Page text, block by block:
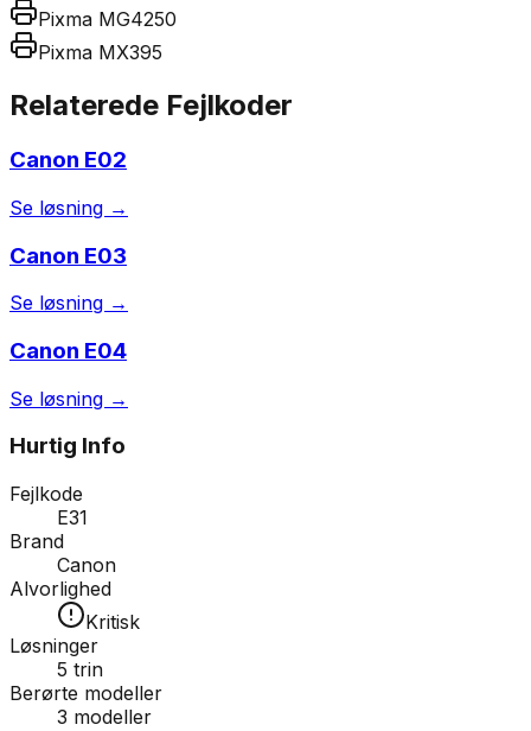
Pixma MG4250
Pixma MX395
Relaterede Fejlkoder
Canon E02
Se løsning →
Canon E03
Se løsning →
Canon E04
Se løsning →
Hurtig Info
Fejlkode
E31
Brand
Canon
Alvorlighed
Kritisk
Løsninger
5 trin
Berørte modeller
3 modeller